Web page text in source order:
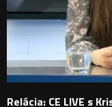
Relácia: CE LIVE s